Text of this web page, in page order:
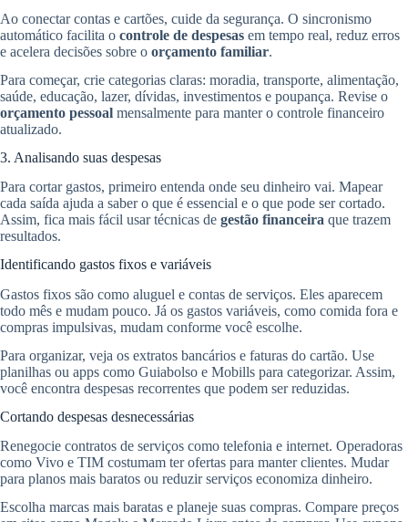
Ao conectar contas e cartões, cuide da segurança. O sincronismo
automático facilita o controle de despesas em tempo real, reduz erros
e acelera decisões sobre o orçamento familiar.
Para começar, crie categorias claras: moradia, transporte, alimentação,
saúde, educação, lazer, dívidas, investimentos e poupança. Revise o
orçamento pessoal mensalmente para manter o controle financeiro
atualizado.
3. Analisando suas despesas
Para cortar gastos, primeiro entenda onde seu dinheiro vai. Mapear
cada saída ajuda a saber o que é essencial e o que pode ser cortado.
Assim, fica mais fácil usar técnicas de gestão financeira que trazem
resultados.
Identificando gastos fixos e variáveis
Gastos fixos são como aluguel e contas de serviços. Eles aparecem
todo mês e mudam pouco. Já os gastos variáveis, como comida fora e
compras impulsivas, mudam conforme você escolhe.
Para organizar, veja os extratos bancários e faturas do cartão. Use
planilhas ou apps como Guiabolso e Mobills para categorizar. Assim,
você encontra despesas recorrentes que podem ser reduzidas.
Cortando despesas desnecessárias
Renegocie contratos de serviços como telefonia e internet. Operadoras
como Vivo e TIM costumam ter ofertas para manter clientes. Mudar
para planos mais baratos ou reduzir serviços economiza dinheiro.
Escolha marcas mais baratas e planeje suas compras. Compare preços